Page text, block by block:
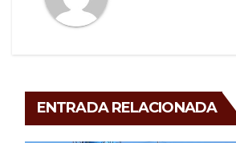
ENTRADA RELACIONADA